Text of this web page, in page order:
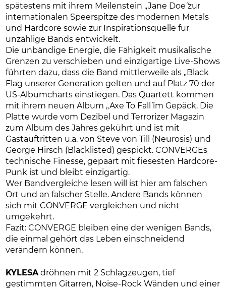
spätestens mit ihrem Meilenstein „Jane Doe˜ zur
internationalen Speerspitze des modernen Metals
und Hardcore sowie zur Inspirationsquelle für
unzählige Bands entwickelt.
Die unbändige Energie, die Fähigkeit musikalische
Grenzen zu verschieben und einzigartige Live-Shows
führten dazu, dass die Band mittlerweile als „Black
Flag unserer Generation gelten und auf Platz 70 der
US-Albumcharts einstiegen. Das Quartett kommen
mit ihrem neuen Album „Axe To Fall˜ im Gepäck. Die
Platte wurde vom Dezibel und Terrorizer Magazin
zum Album des Jahres gekührt und ist mit
Gastauftritten u.a. von Steve von Till (Neurosis) und
George Hirsch (Blacklisted) gespickt. CONVERGEs
technische Finesse, gepaart mit fiesesten Hardcore-
Punk ist und bleibt einzigartig.
Wer Bandvergleiche lesen will ist hier am falschen
Ort und an falscher Stelle. Andere Bands können
sich mit CONVERGE vergleichen und nicht
umgekehrt.
Fazit: CONVERGE bleiben eine der wenigen Bands,
die einmal gehört das Leben einschneidend
verändern können.
KYLESA dröhnen mit 2 Schlagzeugen, tief
gestimmten Gitarren, Noise-Rock Wänden und einer